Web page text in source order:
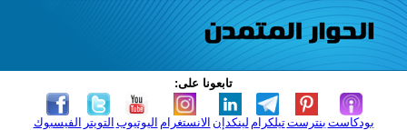
تابعونا على:
الفيسبوك التويتر اليوتيوب الانستغرام لينكدإن تيلكرامبنترست بودكاست